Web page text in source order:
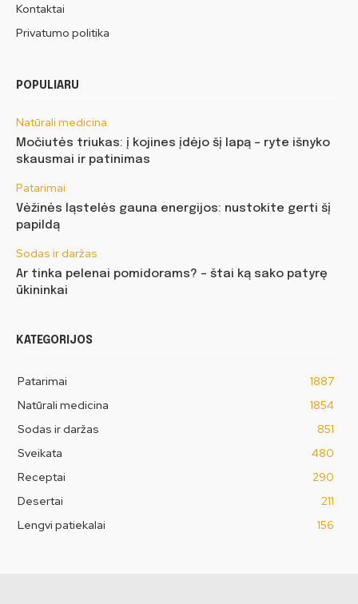
Kontaktai
Privatumo politika
POPULIARU
Natūrali medicina
Močiutės triukas: į kojines įdėjo šį lapą – ryte išnyko
skausmai ir patinimas
Patarimai
Vėžinės ląstelės gauna energijos: nustokite gerti šį
papildą
Sodas ir daržas
Ar tinka pelenai pomidorams? – štai ką sako patyrę
ūkininkai
KATEGORIJOS
Patarimai
1887
Natūrali medicina
1854
Sodas ir daržas
851
Sveikata
480
Receptai
290
Desertai
211
Lengvi patiekalai
156